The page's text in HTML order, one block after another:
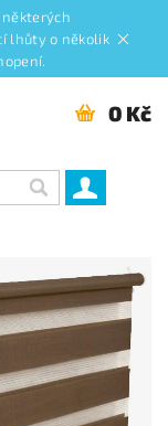
lhůty o několik
0 Kč